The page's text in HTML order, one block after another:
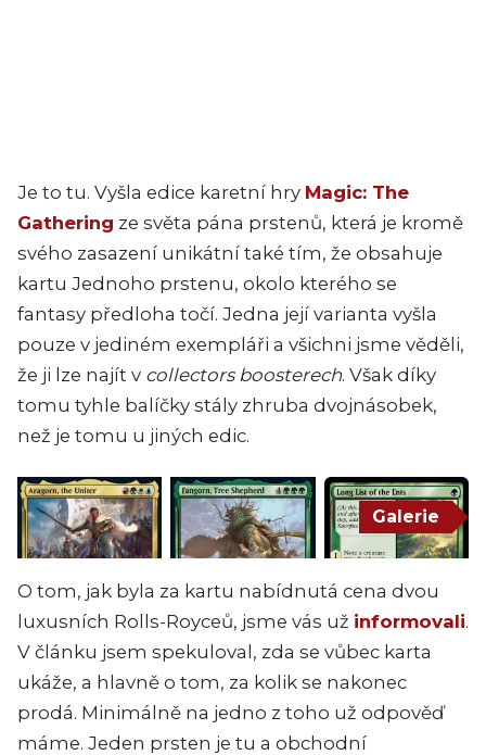
Je to tu. Vyšla edice karetní hry Magic: The
Gathering ze světa pána prstenů, která je kromě
svého zasazení unikátní také tím, že obsahuje
kartu Jednoho prstenu, okolo kterého se
fantasy předloha točí. Jedna její varianta vyšla
pouze v jediném exempláři a všichni jsme věděli,
že ji lze najít v collectors boosterech. Však díky
tomu tyhle balíčky stály zhruba dvojnásobek,
než je tomu u jiných edic.
Galerie
O tom, jak byla za kartu nabídnutá cena dvou
luxusních Rolls-Royceů, jsme vás už informovali.
V článku jsem spekuloval, zda se vůbec karta
ukáže, a hlavně o tom, za kolik se nakonec
prodá. Minimálně na jedno z toho už odpověď
máme. Jeden prsten je tu a obchodní